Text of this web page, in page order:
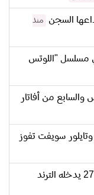
السجن
منذ
مسلسل "اللوتس
من أفاتار
سويفت تفوز
عيد ميلاد عضو فريق BTS بارك جيمين الـ 27 يدخله الترند